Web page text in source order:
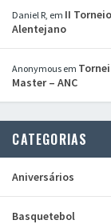
Daniel R, em II
Alentejano
Anonymous em
Master – ANC
CATEGORIAS
Aniversários
Basquetebol